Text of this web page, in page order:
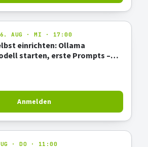
AUG · MI · 17:00
einrichten: Ollama
starten, erste Prompts –
Anmelden
· DO · 11:00